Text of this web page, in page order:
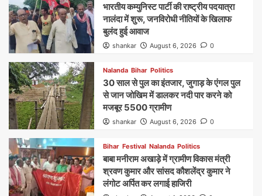
भारतीय कम्युनिस्ट पार्टी की राष्ट्रीय पदयात्रा
नालंदा में शुरू, जनविरोधी नीतियों के खिलाफ
बुलंद हुई आवाज
shankar August 6, 2026 0
Nalanda Bihar Politics
30 साल से पुल का इंतजार, जुगाड़ के एंगल पुल
से जान जोखिम में डालकर नदी पार करने को
मजबूर 5500 ग्रामीण
shankar August 6, 2026 0
Bihar Festival Nalanda Politics
बाबा मनीराम अखाड़े में ग्रामीण विकास मंत्री
श्रवण कुमार और सांसद कौशलेंद्र कुमार ने
लंगोट अर्पित कर लगाई हाजिरी